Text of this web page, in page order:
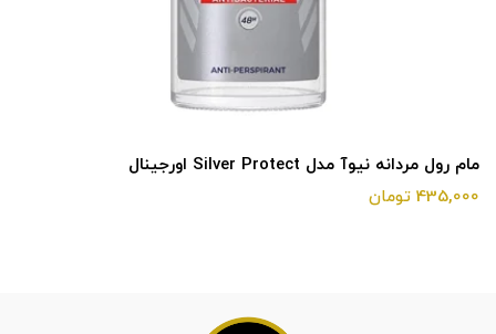
مام رول مردانه نیوآ مدل Silver Protect اورجینال
435,000 تومان